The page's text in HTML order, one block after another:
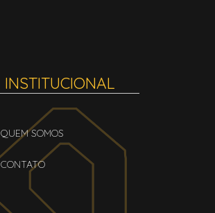
INSTITUCIONAL
QUEM SOMOS
CONTATO